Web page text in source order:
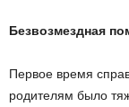
Безвозмездная
Первое время
родителям было